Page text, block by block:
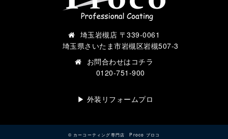
埼玉岩槻店 〒339-0061
埼玉県さいたま市岩槻区岩槻507-3
お問合わせは コチラ
0120-751-900
▶︎ 外装リフォームプロ
© カーコーティング専門店 Proco プロコ